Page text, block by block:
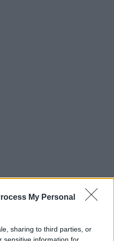
My Personal
sharing to third parties, or